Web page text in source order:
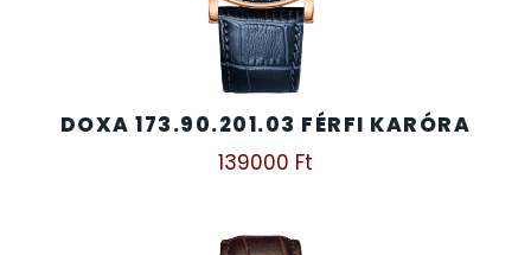
DOXA 173.90.201.03 FÉRFI KARÓRA
139000 Ft